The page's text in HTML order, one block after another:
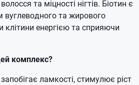
та міцності нігтів. Біотин є
та жирового
клітини енергією та сприяючи
комплекс?
запобігає ламкості, стимулює ріст